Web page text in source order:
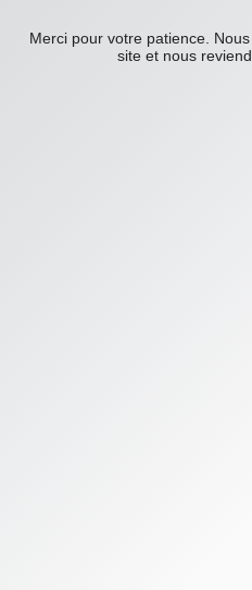
Merci pour votre patience.
site et nous